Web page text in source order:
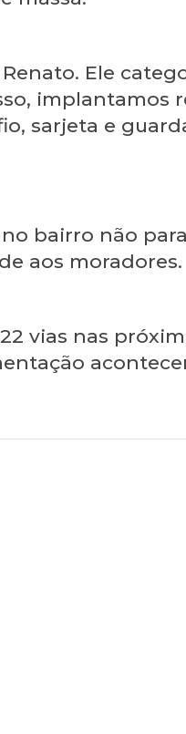
Ele
implantamos
sarjeta e
bairro não
aos moradores.
vias nas